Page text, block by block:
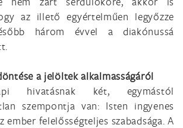
az illető egyértelműen legyőzze
három évvel a diakónussá
a jelöltek alkalmasságáról
hivatásnak két, egymástól
szempontja van: Isten in­gyenes
ember felelősségteljes szabadsága. A